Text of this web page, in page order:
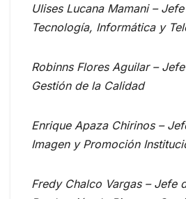
Ulises Lucana Mamani –
Tecnología, Informática y
Robinns Flores Aguilar –
Gestión de la Calidad
Enrique Apaza Chirinos –
Imagen y Promoción
Fredy Chalco Vargas – Jefe